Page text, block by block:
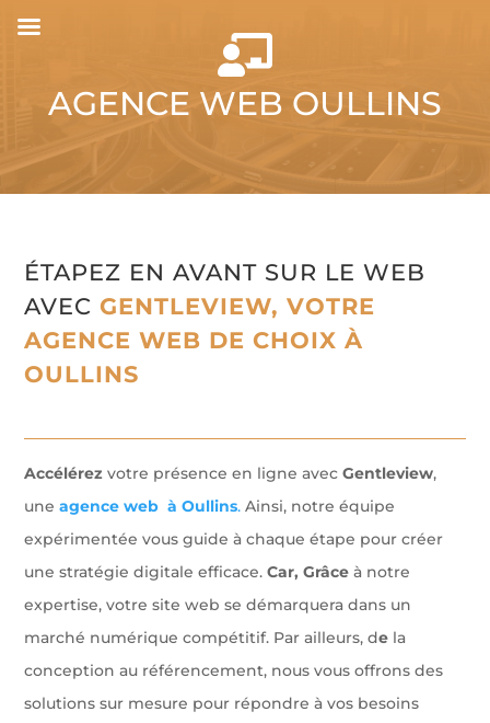

AGENCE WEB OULLINS
ÉTAPEZ EN AVANT SUR LE WEB
AVEC GENTLEVIEW, VOTRE
AGENCE WEB DE CHOIX À
OULLINS
Accélérez votre présence en ligne avecGentleview,
uneagence web à Oullins. Ainsi, notre équipe
expérimentée vous guide à chaque étape pour créer
une stratégie digitale efficace.Car, Grâce à notre
expertise, votre site web se démarquera dans un
marché numérique compétitif. Par ailleurs, de la
conception au référencement, nous vous offrons des
solutions sur mesure pour répondre à vos besoins